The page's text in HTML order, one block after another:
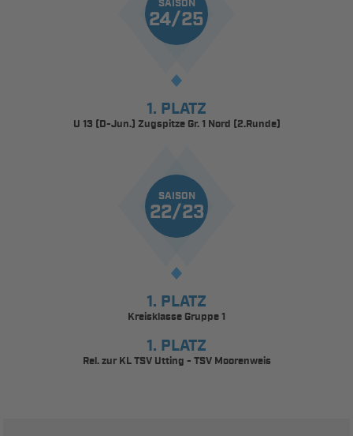
SAISON
24/25
1. PLATZ
U 13 (D-Jun.) Zugspitze Gr. 1 Nord (2.Runde)
SAISON
22/23
1. PLATZ
Kreisklasse Gruppe 1
1. PLATZ
Rel. zur KL TSV Utting - TSV Moorenweis